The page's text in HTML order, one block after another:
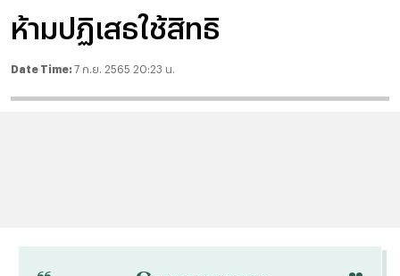
ห้ามปฏิเสธใช้สิทธิ
Date Time: 7 ก.ย. 2565 20:23 น.